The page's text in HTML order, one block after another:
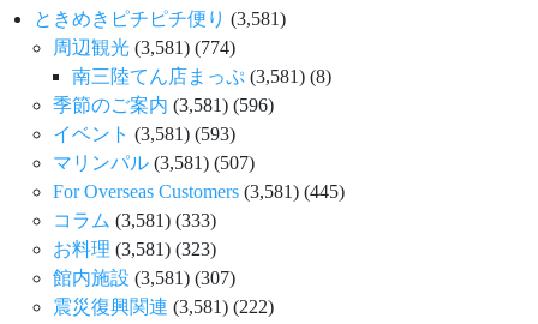
ときめきピチピチ便り (3,581)
周辺観光 (3,581) (774)
南三陸てん店まっぷ (3,581) (8)
季節のご案内 (3,581) (596)
イベント (3,581) (593)
マリンパル (3,581) (507)
For Overseas Customers (3,581) (445)
コラム (3,581) (333)
お料理 (3,581) (323)
館内施設 (3,581) (307)
震災復興関連 (3,581) (222)